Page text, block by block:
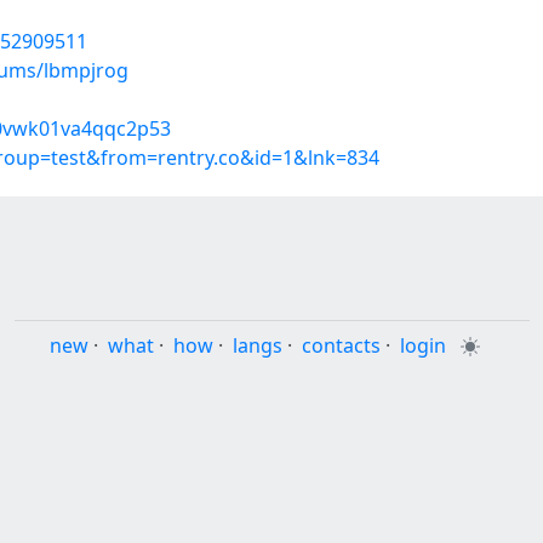
lbmpjrog
new · what · how · langs · contacts · login